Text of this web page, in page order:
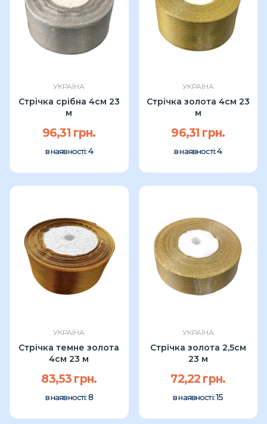
УКРАЇНА
Стрічка срібна 4см 23
м
96,31 грн.
в наявності: 4
УКРАЇНА
Стрічка золота 4см 23
м
96,31 грн.
в наявності:4
УКРАЇНА
Стрічка темне золота
4см 23 м
83,53 грн.
в наявності: 8
УКРАЇНА
Стрічка золота 2,5см
23 м
72,22 грн.
в наявності:15